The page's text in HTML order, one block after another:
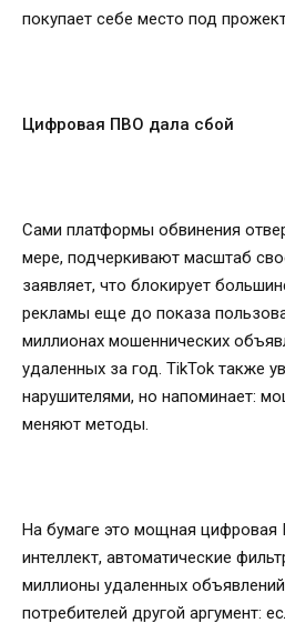
покупает себе место под
Цифровая ПВО дала сбой
Сами платформы обвинения
мере, подчеркивают масштаб
заявляет, что блокирует
рекламы еще до показа
миллионах мошеннических
удаленных за год. TikTok также
нарушителями, но напоминает:
меняют методы.
На бумаге это мощная цифровая
интеллект, автоматические
миллионы удаленных
потребителей другой аргумент: